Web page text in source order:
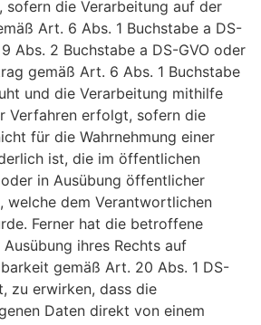
sofern die Verarbeitung auf der
Art. 6 Abs. 1 Buchstabe a DS-
Abs. 2 Buchstabe a DS-GVO oder
gemäß Art. 6 Abs. 1 Buchstabe
und die Verarbeitung mithilfe
Verfahren erfolgt, sofern die
für die Wahrnehmung einer
ist, die im öffentlichen
in Ausübung öffentlicher
welche dem Verantwortlichen
Ferner hat die betroffene
ihres Rechts auf
gemäß Art. 20 Abs. 1 DS-
zu erwirken, dass die
Daten direkt von einem